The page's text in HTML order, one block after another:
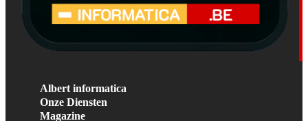
Albert informatica
Onze Diensten
Magazine